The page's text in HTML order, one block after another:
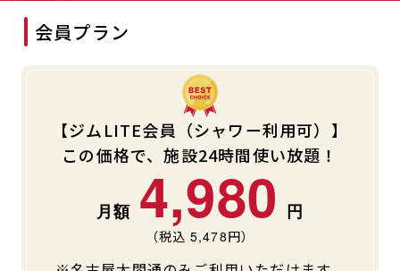
会員の方へトップ
会員様へのお知らせ 休会お手続き
オプション料金 アクセス
店舗情報・サービス よくあるご質問
店舗へのお問い合わせ
入会のお手続きをする
入会するトップ
Appで入会手続き料金・サービス等詳しく見る
入会を悩まれている方へトップ
JOYFIT
会員プラン
【ジムLITE会員（シャワー利用可）】
この価格で、施設24時間使い放題！
4,980
（税込 5,478円）